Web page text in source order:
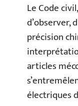
Le Code
d’observer,
précision
articles
électriques